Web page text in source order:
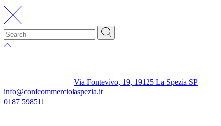
Via Fontevivo, 19, 19125 La Spezia SP
info@confcommerciolaspezia.it
0187 598511